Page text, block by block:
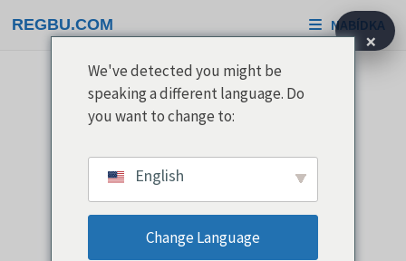
na
REGBU.COM NABÍDKA
×
We've detected you might be
speaking a different language. Do
you want to change to:
English
Change Language